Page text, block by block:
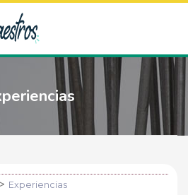
Experiencias